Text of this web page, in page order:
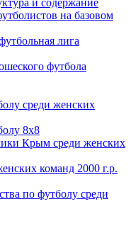
и содержание
на базовом
лига
футбола
среди женских
8х8
Крым среди женских
команд 2000 г.р.
по футболу среди